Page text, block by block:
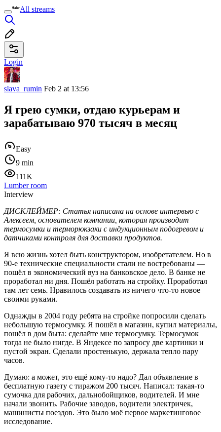
All streams
Login
slava_rumin Feb 2 at 13:56
Я грею сумки, отдаю курьерам и
зарабатываю 970 тысяч в месяц
Easy
9 min
111K
Lumber room
Interview
ДИСКЛЕЙМЕР: Статья написана на основе интервью с
Алексеем, основателем компании, которая производит
термосумки и терморюкзаки с индукционным подогревом и
датчиками контроля для доставки продуктов.
Я всю жизнь хотел быть конструктором, изобретателем. Но в
90-е технические специальности стали не востребованы —
пошёл в экономический вуз на банковское дело. В банке не
проработал ни дня. Пошёл работать на стройку. Проработал
там лет семь. Нравилось создавать из ничего что-то новое
своими руками.
Однажды в 2004 году ребята на стройке попросили сделать
небольшую термосумку. Я пошёл в магазин, купил материалы,
пошёл в дом быта: сделайте мне термосумку. Термосумок
тогда не было нигде. В Яндексе по запросу две картинки и
пустой экран. Сделали простенькую, держала тепло пару
часов.
Думаю: а может, это ещё кому-то надо? Дал объявление в
бесплатную газету с тиражом 200 тысяч. Написал: такая-то
сумочка для рабочих, дальнобойщиков, водителей. И мне
начали звонить. Рабочие заводов, водители электричек,
машинисты поездов. Это было моё первое маркетинговое
исследование.